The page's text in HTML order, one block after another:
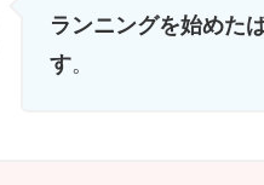
ランニングを始めた
す。